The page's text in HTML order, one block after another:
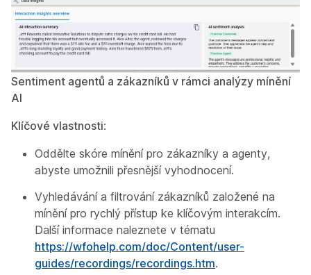
Sentiment agentů a zákazníků v rámci analýzy mínění
AI
Klíčové vlastnosti:
Oddělte skóre mínění pro zákazníky a agenty,
abyste umožnili přesnější vyhodnocení.
Vyhledávání a filtrování zákazníků založené na
mínění pro rychlý přístup ke klíčovým interakcím.
Další informace naleznete v tématu
https://wfohelp.com/doc/Content/user-
guides/recordings/recordings.htm.